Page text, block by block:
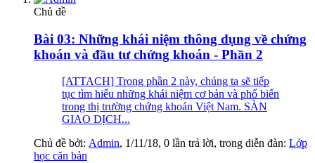
Chủ đề
Bài 03: Những khái niệm thông dụng về chứng
khoán và đầu tư chứng khoán - Phần 2
[ATTACH] Trong phần 2 này, chúng ta sẽ tiếp
tục tìm hiểu những khái niệm cơ bản và phổ biến
trong thị trường chứng khoán Việt Nam. SÀN
GIAO DỊCH...
Chủ đề bởi: Admin, 1/11/18, 0 lần trả lời, trong diễn đàn: Lớp
học căn bản